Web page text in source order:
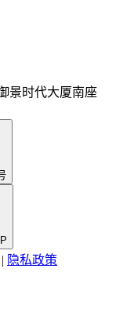
景时代大厦南座
| 隐私政策